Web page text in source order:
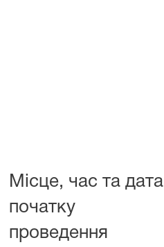
Місце, час та дата
початку
проведення